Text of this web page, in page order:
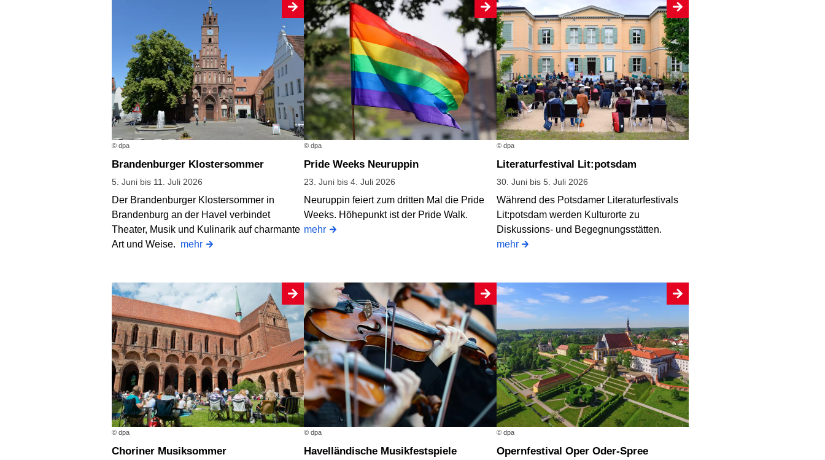
© dpa
Brandenburger Klostersommer
5. Juni bis 11. Juli 2026
Der Brandenburger Klostersommer in
Brandenburg an der Havel verbindet
Theater, Musik und Kulinarik auf charmante
Art und Weise. mehr
© dpa
Pride Weeks Neuruppin
23. Juni bis 4. Juli 2026
Neuruppin feiert zum dritten Mal die Pride
Weeks. Höhepunkt ist der Pride Walk.
mehr
© dpa
Literaturfestival Lit:potsdam
30. Juni bis 5. Juli 2026
Während des Potsdamer Literaturfestivals
Lit:potsdam werden Kulturorte zu
Diskussions- und Begegnungsstätten.
mehr
© dpa
Choriner Musiksommer
© dpa
Havelländische Musikfestspiele
© dpa
Opernfestival Oper Oder-Spree